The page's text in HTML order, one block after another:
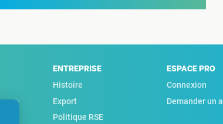
ENTREPRISE
Histoire
Export
Politique RSE
ESPACE PRO
Connexion
Demander un